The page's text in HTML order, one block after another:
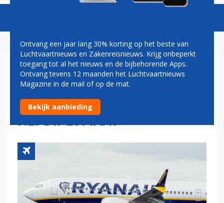
RYANAIR KLAAGT WEER
OVERLASTGEVENDE
PASSAGIER AAN, DIT KEER
NEPDIPLOMAAT
Ontvang een jaar lang 30% korting op het beste van
Luchtvaartnieuws en Zakenreisnieuws. Krijg onbeperkt
toegang tot al het nieuws en de bijbehorende Apps.
Ontvang tevens 12 maanden het Luchtvaartnieuws
Magazine in de mail of op de mat.
Bekijk aanbieding